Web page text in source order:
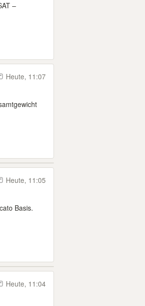
–
Heute, 11:07
Heute, 11:05
Basis.
Heute, 11:04